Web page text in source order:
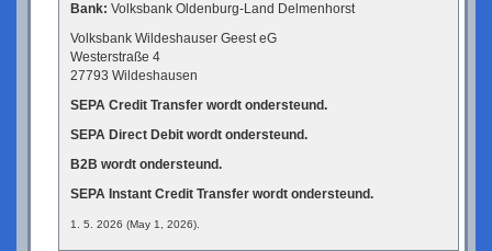
Bank: Volksbank Oldenburg-Land Delmenhorst
Volksbank Wildeshauser Geest eG
Westerstraße 4
27793 Wildeshausen
SEPA Credit Transfer wordt ondersteund.
SEPA Direct Debit wordt ondersteund.
B2B wordt ondersteund.
SEPA Instant Credit Transfer wordt ondersteund.
1. 5. 2026 (May 1, 2026).